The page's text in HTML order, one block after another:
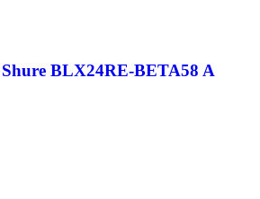
BLX24RE-BETA58 A